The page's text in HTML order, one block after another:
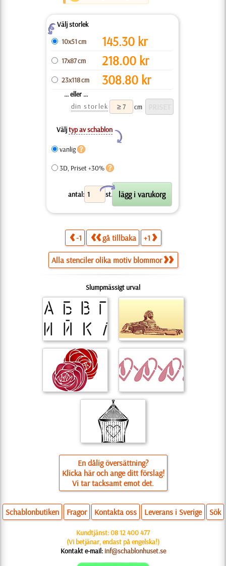
ZVälj storlek
10x51 cm
145.30 kr
17x87 cm 218.00 kr
23x118 cm 308.80 kr
... eller ...
din storlek
cm
Väljtyp av schablon
Y
vanlig
3D, Priset +30%
antal: st.
X
-1 gå tillbaka +1
Alla stenciler olika motiv blommor
Slumpmässigt urval
En dålig översättning?
Klicka här och ange ditt förslag!
Vi tar tacksamt emot det.
Schablonbutiken Fragor Kontakta oss Leverans i Sverige Sök
Kundtjänst:08 12 400 477
(Vi betjänar, endast på engelska!)
Kontakt e-mail: inf@schablonhuset.se